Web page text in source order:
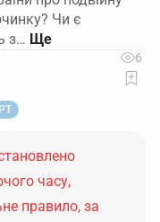
Чи є
з…
6
часу,
правило, за